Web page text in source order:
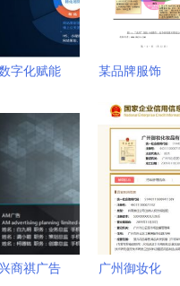
字化赋能
有云服务行
业会议及展
升级
某品牌服饰
场整合营销
策划方案
会议及展览
服务深度融
合策略
兴商祺广告 广州御妆化